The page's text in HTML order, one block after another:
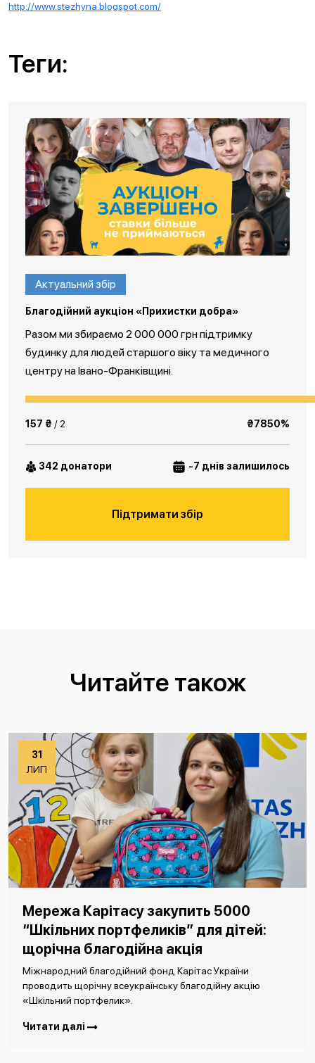
http://www.stezhyna.blogspot.com/
Теги:
Актуальний збір
Благодійний аукціон «Прихистки добра»
Разом ми збираємо 2 000 000 грн підтримку
будинку для людей старшого віку та медичного
центру на Івано-Франківщині.
157 ₴ / 2 ₴7850%
342 донатори -7 днів залишилось
Підтримати збір
Читайте також
31
ЛИП
Мережа Карітасу закупить 5000
“Шкільних портфеликів” для дітей:
щорічна благодійна акція
Міжнародний благодійний фонд Карітас України
проводить щорічну всеукраїнську благодійну акцію
«Шкільний портфелик».
Читати далі